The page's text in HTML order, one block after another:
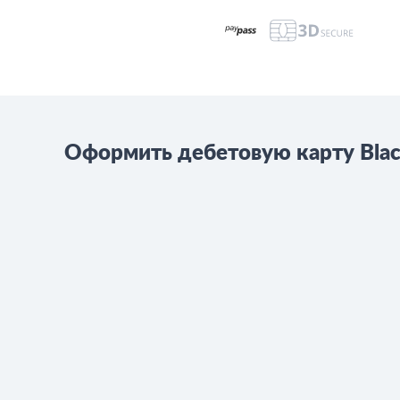
Оформить дебетовую карту